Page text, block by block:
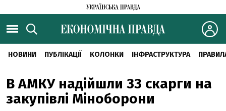
НОВИНИ ПУБЛІКАЦІЇ КОЛОНКИ ІНФРАСТРУКТУРА
В АМКУ надійшли 33 скарги на
закупівлі Міноборони